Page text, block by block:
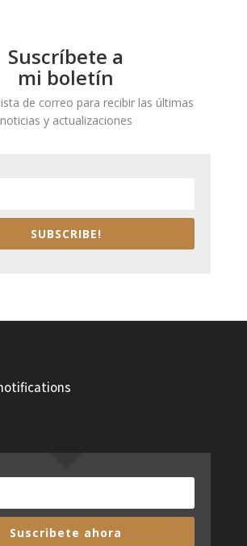
Suscríbete a
mi boletín
de correo para recibir las últimas
noticias y actualizaciones
SUBSCRIBE!
Suscribete ahora